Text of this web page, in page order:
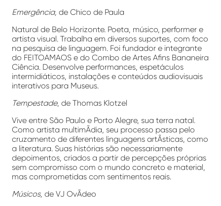
Emergência, de Chico de Paula
Natural de Belo Horizonte. Poeta, músico, performer e
artista visual. Trabalha em diversos suportes, com foco
na pesquisa de linguagem. Foi fundador e integrante
do FEITOAMAOS e do Combo de Artes Afins Bananeira
Ciência. Desenvolve performances, espetáculos
intermidiáticos, instalações e conteúdos audiovisuais
interativos para Museus.
Tempestade, de Thomas Klotzel
Vive entre São Paulo e Porto Alegre, sua terra natal.
Como artista multimÃ­dia, seu processo passa pelo
cruzamento de diferentes linguagens artÃ­sticas, como
a literatura. Suas histórias são necessariamente
depoimentos, criados a partir de percepções próprias
sem compromisso com o mundo concreto e material,
mas comprometidas com sentimentos reais.
Músicos, de VJ OvÃ­deo